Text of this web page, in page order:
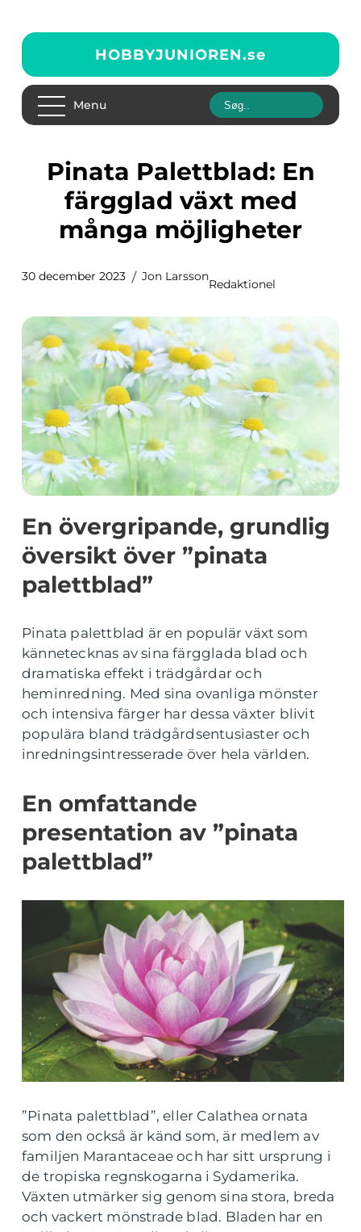
HOBBYJUNIOREN.se
Menu
Pinata Palettblad: En
färgglad växt med
många möjligheter
30 december 2023 Jon Larsson
Redaktionel
En övergripande, grundlig
översikt över ”pinata
palettblad”
Pinata palettblad är en populär växt som
kännetecknas av sina färgglada blad och
dramatiska effekt i trädgårdar och
heminredning. Med sina ovanliga mönster
och intensiva färger har dessa växter blivit
populära bland trädgårdsentusiaster och
inredningsintresserade över hela världen.
En omfattande
presentation av ”pinata
palettblad”
”Pinata palettblad”, eller Calathea ornata
som den också är känd som, är medlem av
familjen Marantaceae och har sitt ursprung i
de tropiska regnskogarna i Sydamerika.
Växten utmärker sig genom sina stora, breda
och vackert mönstrade blad. Bladen har en